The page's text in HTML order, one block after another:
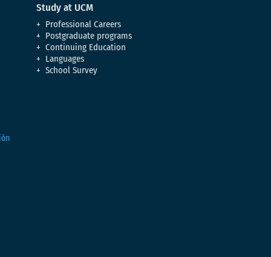
Study at UCM
Professional Careers
Postgraduate programs
Continuing Education
Languages
School Survey